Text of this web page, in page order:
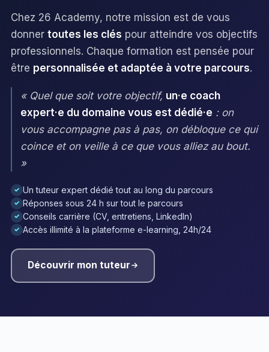
Chez 26 Academy, notre mission est de vous
donner toutes les clés pour atteindre vos objectifs
professionnels. Chaque formation est pensée pour
être personnalisée et adaptée à votre parcours.
« Quel que soit votre objectif, un·e coach
expert·e du domaine vous est dédié·e : on
vous accompagne pas à pas, on débloque ce qui
coince et on veille à ce que vous alliez au bout.
»
✓ Un tuteur expert dédié tout au long du parcours
✓ Réponses sous 24 h sur tout le parcours
✓ Conseils carrière (CV, entretiens, LinkedIn)
✓ Accès illimité à la plateforme e-learning, 24h/24
Découvrir mon tuteur